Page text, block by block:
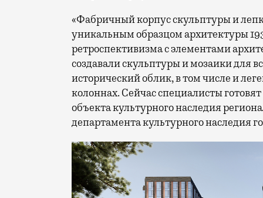
«Фабричный корпус скульптуры и
уникальным образцом архитектуры
ретроспективизма с элементами
создавали скульптуры и мозаики для
исторический облик, в том числе и
колоннах. Сейчас специалисты
объекта культурного наследия
департамента культурного наследия